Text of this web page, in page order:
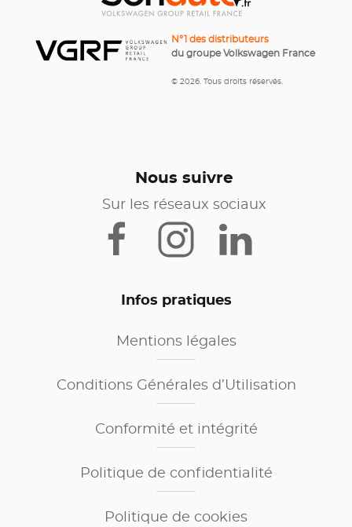
N°1 des distributeurs
du groupe Volkswagen France
© 2026. Tous droits réservés.
Nous suivre
Sur les réseaux sociaux
Infos pratiques
Mentions légales
Conditions Générales d’Utilisation
Conformité et intégrité
Politique de confidentialité
Politique de cookies